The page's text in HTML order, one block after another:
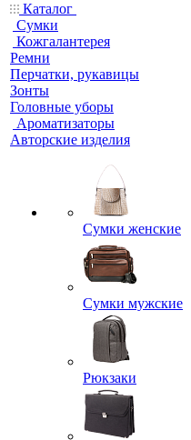
Каталог
Сумки
Кожгалантерея
Ремни
Перчатки, рукавицы
Зонты
Головные уборы
Ароматизаторы
Авторские изделия
Сумки женские
Сумки мужские
Рюкзаки